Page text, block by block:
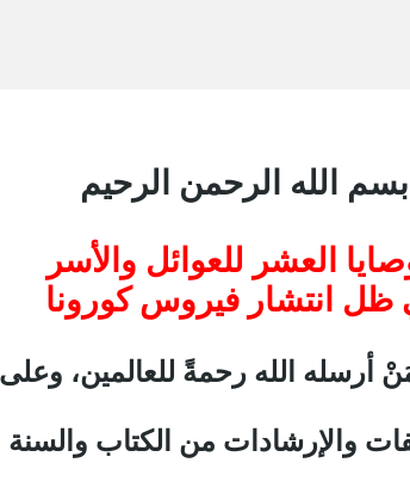
بسم الله الرحمن الرحيم
العشر للعوائل والأسر
ظل انتشار فيروس كورونا
أرسله الله رحمةً للعالمين،
والإرشادات من الكتاب